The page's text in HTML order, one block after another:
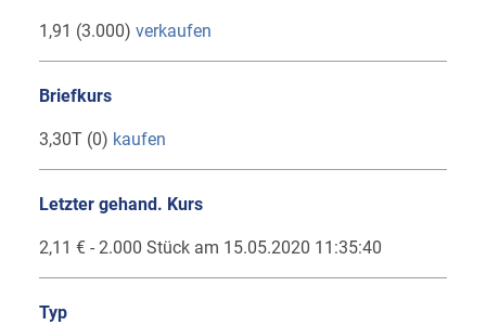
1,91 (3.000) verkaufen
Briefkurs
3,30T (0) kaufen
Letzter gehand. Kurs
2,11 € - 2.000 Stück am 15.05.2020 11:35:40
Typ